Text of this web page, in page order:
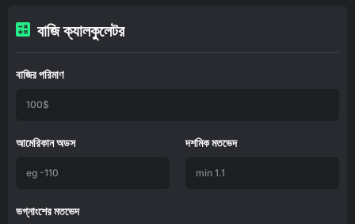
বাজি ক্যালকুলেটর
বাজির পরিমাণ
আমেরিকান অডস দশমিক মতভেদ
ভগ্নাংশের মতভেদ